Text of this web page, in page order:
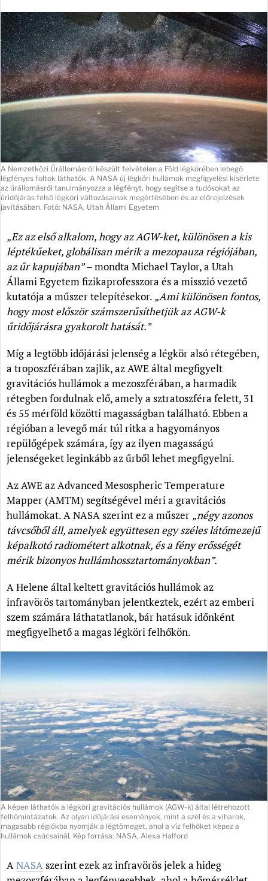
A Nemzetközi Űrállomásról készült felvételen a Föld légkörében lebegő
légfényes foltok láthatók. A NASA új légköri hullámok megfigyelési kísérlete
az űrállomásról tanulmányozza a légfényt, hogy segítse a tudósokat az
űridőjárás felső légköri változásainak megértésében és az előrejelzések
javításában. Fotó: NASA, Utah Állami Egyetem
„Ez az első alkalom, hogy az AGW-ket, különösen a kis
léptékűeket, globálisan mérik a mezopauza régiójában,
az űr kapujában”– mondta Michael Taylor, a Utah
Állami Egyetem fizikaprofesszora és a misszió vezető
kutatója a műszer telepítésekor. „Ami különösen fontos,
hogy most először számszerűsíthetjük az AGW-k
űridőjárásra gyakorolt hatását.”
Míg a legtöbb időjárási jelenség a légkör alsó rétegében,
a troposzférában zajlik, az AWE által megfigyelt
gravitációs hullámok a mezoszférában, a harmadik
rétegben fordulnak elő, amely a sztratoszféra felett, 31
és 55 mérföld közötti magasságban található. Ebben a
régióban a levegő már túl ritka a hagyományos
repülőgépek számára, így az ilyen magasságú
jelenségeket leginkább az űrből lehet megfigyelni.
Az AWE az Advanced Mesospheric Temperature
Mapper (AMTM) segítségével méri a gravitációs
hullámokat. A NASA szerint ez a műszer „négy azonos
távcsőből áll, amelyek együttesen egy széles látómezejű
képalkotó radiométert alkotnak, és a fény erősségét
mérik bizonyos hullámhossztartományokban”.
A Helene által keltett gravitációs hullámok az
infravörös tartományban jelentkeztek, ezért az emberi
szem számára láthatatlanok, bár hatásuk időnként
megfigyelhető a magas légköri felhőkön.
A képen láthatók a légköri gravitációs hullámok (AGW-k) által létrehozott
felhőmintázatok. Az olyan időjárási események, mint a szél és a viharok,
magasabb régiókba nyomják a légtömeget, ahol a víz felhőket képez a
hullámok csúcsainál. Kép forrása: NASA, Alexa Halford
ANASAszerint ezek az infravörös jelek a hideg